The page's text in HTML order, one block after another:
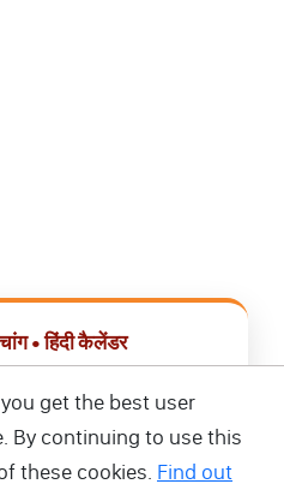
• हिंदी कैलेंडर
ऐप डाउनलोड करें
get the best user
By continuing to use this
these cookies. Find out